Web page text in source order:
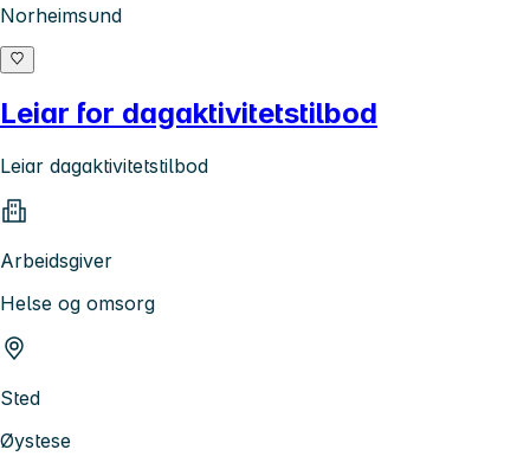
Norheimsund
Leiar for dagaktivitetstilbod
Leiar dagaktivitetstilbod
Arbeidsgiver
Helse og omsorg
Sted
Øystese